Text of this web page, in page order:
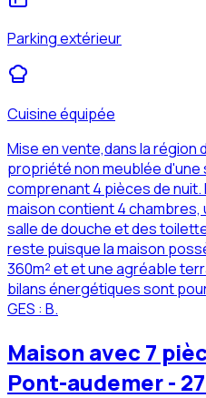
Parking extérieur
Cuisine équipée
Mise en vente,dans la région
propriété non meublée d'une
comprenant 4 pièces de nuit.
maison contient 4 chambres,
salle de douche et des
reste puisque la maison
360m² et et une agréable
bilans énergétiques sont
GES : B.
Maison avec 7
Pont-audemer -